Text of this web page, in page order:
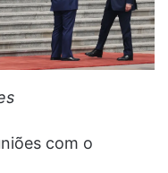
com o